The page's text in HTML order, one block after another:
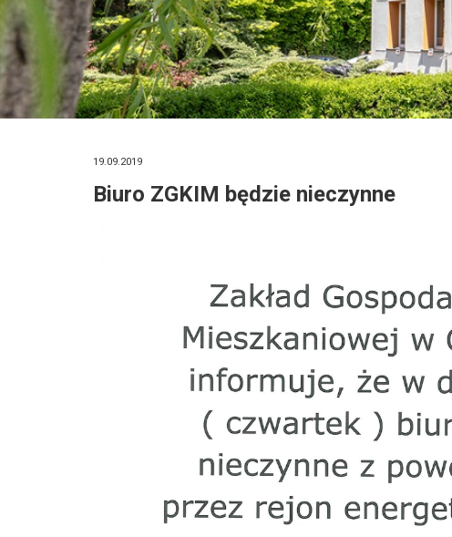
19.09.2019
Biuro ZGKIM będzie nieczynne